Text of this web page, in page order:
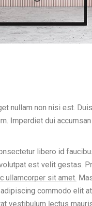
nullam non nisi est.
Imperdiet dui
libero id
est velit gestas.
ullamcorper sit amet.
commodo elit
vestibulum lectus